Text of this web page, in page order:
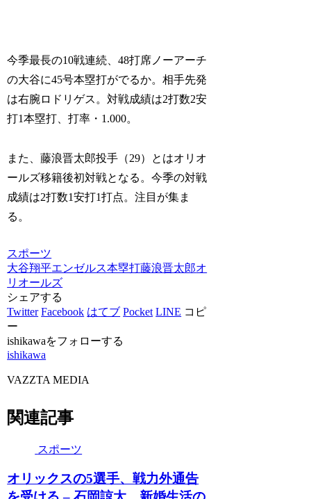
今季最長の10戦連続、48打席ノーアーチ
の大谷に45号本塁打がでるか。相手先発
は右腕ロドリゲス。対戦成績は2打数2安
打1本塁打、打率・1.000。
また、藤浪晋太郎投手（29）とはオリオ
ールズ移籍後初対戦となる。今季の対戦
成績は2打数1安打1打点。注目が集ま
る。
スポーツ
大谷翔平エンゼルス本塁打藤浪晋太郎オ
リオールズ
シェアする
Twitter Facebook はてブ Pocket LINE コピ
ー
ishikawaをフォローする
ishikawa
VAZZTA MEDIA
関連記事
スポーツ
オリックスの5選手、戦力外通告